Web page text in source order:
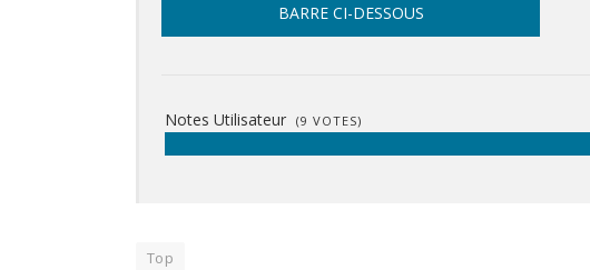
BARRE CI-DESSOUS
Notes Utilisateur (9 VOTES)
Top